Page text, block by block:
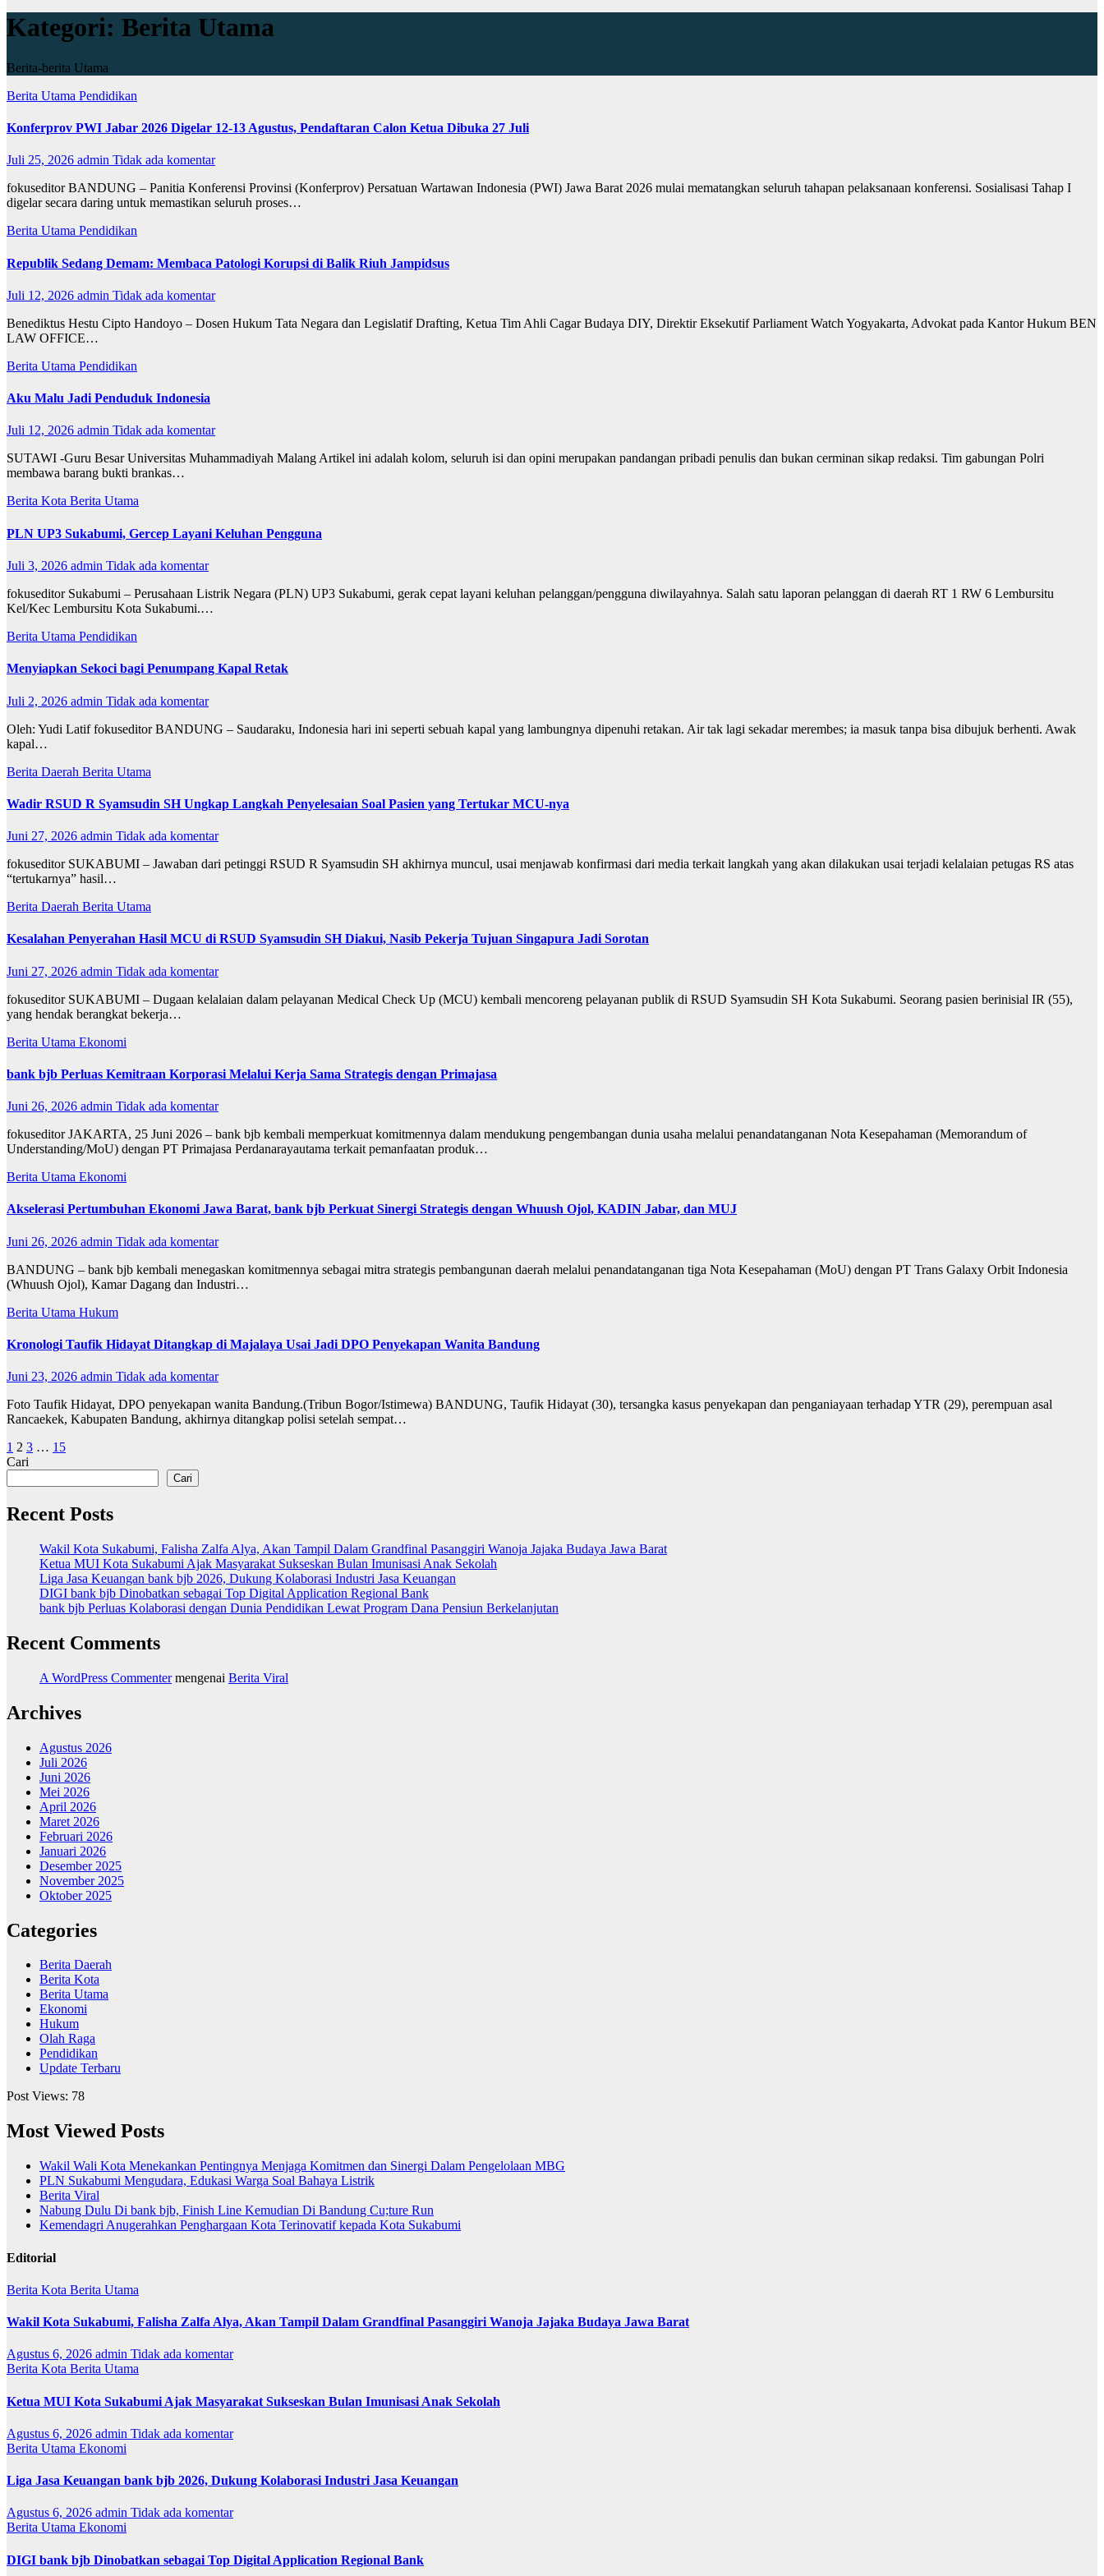
Kategori: Berita Utama
Berita-berita Utama
Berita Utama Pendidikan
Konferprov PWI Jabar 2026 Digelar 12-13 Agustus, Pendaftaran Calon Ketua Dibuka 27 Juli
Juli 25, 2026 admin Tidak ada komentar
fokuseditor BANDUNG – Panitia Konferensi Provinsi (Konferprov) Persatuan Wartawan Indonesia (PWI) Jawa Barat 2026 mulai mematangkan seluruh tahapan pelaksanaan konferensi. Sosialisasi Tahap I
digelar secara daring untuk memastikan seluruh proses…
Berita Utama Pendidikan
Republik Sedang Demam: Membaca Patologi Korupsi di Balik Riuh Jampidsus
Juli 12, 2026 admin Tidak ada komentar
Benediktus Hestu Cipto Handoyo – Dosen Hukum Tata Negara dan Legislatif Drafting, Ketua Tim Ahli Cagar Budaya DIY, Direktir Eksekutif Parliament Watch Yogyakarta, Advokat pada Kantor Hukum BEN
LAW OFFICE…
Berita Utama Pendidikan
Aku Malu Jadi Penduduk Indonesia
Juli 12, 2026 admin Tidak ada komentar
SUTAWI -Guru Besar Universitas Muhammadiyah Malang Artikel ini adalah kolom, seluruh isi dan opini merupakan pandangan pribadi penulis dan bukan cerminan sikap redaksi. Tim gabungan Polri
membawa barang bukti brankas…
Berita Kota Berita Utama
PLN UP3 Sukabumi, Gercep Layani Keluhan Pengguna
Juli 3, 2026 admin Tidak ada komentar
fokuseditor Sukabumi – Perusahaan Listrik Negara (PLN) UP3 Sukabumi, gerak cepat layani keluhan pelanggan/pengguna diwilayahnya. Salah satu laporan pelanggan di daerah RT 1 RW 6 Lembursitu
Kel/Kec Lembursitu Kota Sukabumi.…
Berita Utama Pendidikan
Menyiapkan Sekoci bagi Penumpang Kapal Retak
Juli 2, 2026 admin Tidak ada komentar
Oleh: Yudi Latif fokuseditor BANDUNG – Saudaraku, Indonesia hari ini seperti sebuah kapal yang lambungnya dipenuhi retakan. Air tak lagi sekadar merembes; ia masuk tanpa bisa dibujuk berhenti. Awak
kapal…
Berita Daerah Berita Utama
Wadir RSUD R Syamsudin SH Ungkap Langkah Penyelesaian Soal Pasien yang Tertukar MCU-nya
Juni 27, 2026 admin Tidak ada komentar
fokuseditor SUKABUMI – Jawaban dari petinggi RSUD R Syamsudin SH akhirnya muncul, usai menjawab konfirmasi dari media terkait langkah yang akan dilakukan usai terjadi kelalaian petugas RS atas
“tertukarnya” hasil…
Berita Daerah Berita Utama
Kesalahan Penyerahan Hasil MCU di RSUD Syamsudin SH Diakui, Nasib Pekerja Tujuan Singapura Jadi Sorotan
Juni 27, 2026 admin Tidak ada komentar
fokuseditor SUKABUMI – Dugaan kelalaian dalam pelayanan Medical Check Up (MCU) kembali mencoreng pelayanan publik di RSUD Syamsudin SH Kota Sukabumi. Seorang pasien berinisial IR (55),
yang hendak berangkat bekerja…
Berita Utama Ekonomi
bank bjb Perluas Kemitraan Korporasi Melalui Kerja Sama Strategis dengan Primajasa
Juni 26, 2026 admin Tidak ada komentar
fokuseditor JAKARTA, 25 Juni 2026 – bank bjb kembali memperkuat komitmennya dalam mendukung pengembangan dunia usaha melalui penandatanganan Nota Kesepahaman (Memorandum of
Understanding/MoU) dengan PT Primajasa Perdanarayautama terkait pemanfaatan produk…
Berita Utama Ekonomi
Akselerasi Pertumbuhan Ekonomi Jawa Barat, bank bjb Perkuat Sinergi Strategis dengan Whuush Ojol, KADIN Jabar, dan MUJ
Juni 26, 2026 admin Tidak ada komentar
BANDUNG – bank bjb kembali menegaskan komitmennya sebagai mitra strategis pembangunan daerah melalui penandatanganan tiga Nota Kesepahaman (MoU) dengan PT Trans Galaxy Orbit Indonesia
(Whuush Ojol), Kamar Dagang dan Industri…
Berita Utama Hukum
Kronologi Taufik Hidayat Ditangkap di Majalaya Usai Jadi DPO Penyekapan Wanita Bandung
Juni 23, 2026 admin Tidak ada komentar
Foto Taufik Hidayat, DPO penyekapan wanita Bandung.(Tribun Bogor/Istimewa) BANDUNG, Taufik Hidayat (30), tersangka kasus penyekapan dan penganiayaan terhadap YTR (29), perempuan asal
Rancaekek, Kabupaten Bandung, akhirnya ditangkap polisi setelah sempat…
Paginasi
pos
1 2 3 … 15
Cari
Cari
Recent Posts
Wakil Kota Sukabumi, Falisha Zalfa Alya, Akan Tampil Dalam Grandfinal Pasanggiri Wanoja Jajaka Budaya Jawa Barat
Ketua MUI Kota Sukabumi Ajak Masyarakat Sukseskan Bulan Imunisasi Anak Sekolah
Liga Jasa Keuangan bank bjb 2026, Dukung Kolaborasi Industri Jasa Keuangan
DIGI bank bjb Dinobatkan sebagai Top Digital Application Regional Bank
bank bjb Perluas Kolaborasi dengan Dunia Pendidikan Lewat Program Dana Pensiun Berkelanjutan
Recent Comments
A WordPress Commentermengenai Berita Viral
Archives
Agustus 2026
Juli 2026
Juni 2026
Mei 2026
April 2026
Maret 2026
Februari 2026
Januari 2026
Desember 2025
November 2025
Oktober 2025
Categories
Berita Daerah
Berita Kota
Berita Utama
Ekonomi
Hukum
Olah Raga
Pendidikan
Update Terbaru
Post Views: 78
Most Viewed Posts
Wakil Wali Kota Menekankan Pentingnya Menjaga Komitmen dan Sinergi Dalam Pengelolaan MBG
PLN Sukabumi Mengudara, Edukasi Warga Soal Bahaya Listrik
Berita Viral
Nabung Dulu Di bank bjb, Finish Line Kemudian Di Bandung Cu;ture Run
Kemendagri Anugerahkan Penghargaan Kota Terinovatif kepada Kota Sukabumi
Editorial
Berita Kota Berita Utama
Wakil Kota Sukabumi, Falisha Zalfa Alya, Akan Tampil Dalam Grandfinal Pasanggiri Wanoja Jajaka Budaya Jawa Barat
Agustus 6, 2026 admin Tidak ada komentar
Berita Kota Berita Utama
Ketua MUI Kota Sukabumi Ajak Masyarakat Sukseskan Bulan Imunisasi Anak Sekolah
Agustus 6, 2026 admin Tidak ada komentar
Berita Utama Ekonomi
Liga Jasa Keuangan bank bjb 2026, Dukung Kolaborasi Industri Jasa Keuangan
Agustus 6, 2026 admin Tidak ada komentar
Berita Utama Ekonomi
DIGI bank bjb Dinobatkan sebagai Top Digital Application Regional Bank